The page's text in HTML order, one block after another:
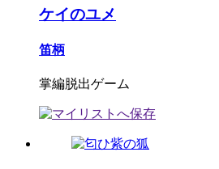
ケイのユメ
笛柄
掌編脱出ゲーム